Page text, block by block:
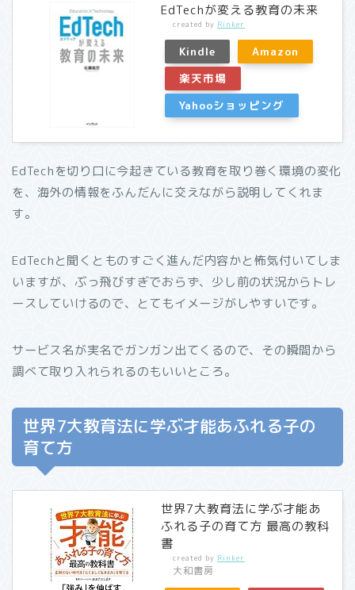
EdTechが変える教育の未来
created by Rinker
Kindle
Amazon
楽天市場
Yahooショッピング
EdTechを切り口に今起きている教育を取り巻く環境の変化
を、海外の情報をふんだんに交えながら説明してくれま
す。
EdTechと聞くとものすごく進んだ内容かと怖気付いてしま
いますが、ぶっ飛びすぎでおらず、少し前の状況からトレ
ースしていけるので、とてもイメージがしやすいです。
サービス名が実名でガンガン出てくるので、その瞬間から
調べて取り入れられるのもいいところ。
世界7大教育法に学ぶ才能あふれる子の
育て方
世界7大教育法に学ぶ才能あ
ふれる子の育て方 最高の教科
書
created by Rinker
大和書房